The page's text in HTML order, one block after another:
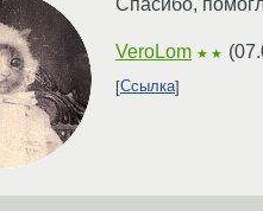
VeroLom ★★ (
Ссылка